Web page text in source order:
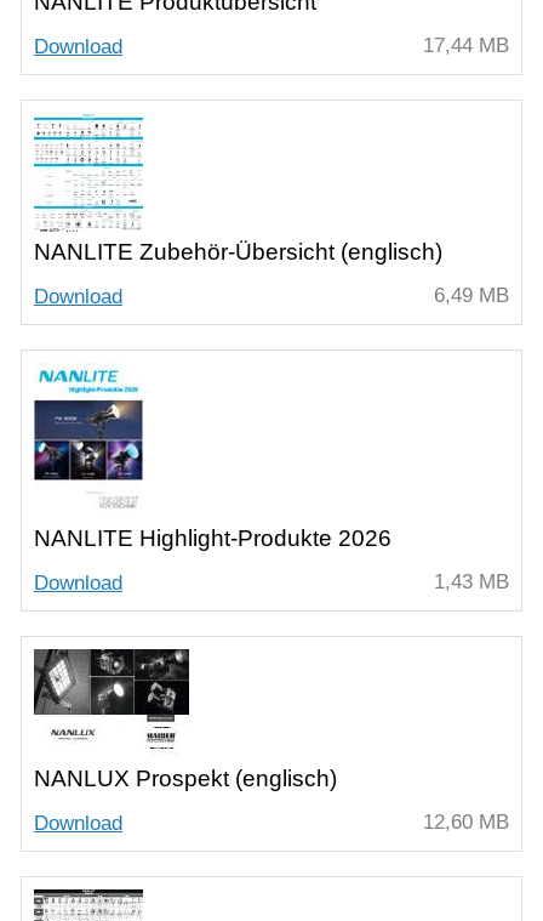
17,44 MB
Download
NANLITE Zubehör-Übersicht (englisch)
6,49 MB
Download
NANLITE Highlight-Produkte 2026
1,43 MB
Download
NANLUX Prospekt (englisch)
12,60 MB
Download